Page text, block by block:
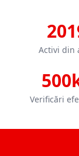
Activi din
Verificări